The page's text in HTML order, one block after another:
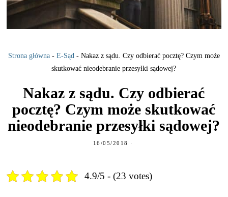
Strona główna- E-Sąd- Nakaz z sądu. Czy odbierać pocztę? Czym może
skutkować nieodebranie przesyłki sądowej?
Nakaz z sądu. Czy odbierać
pocztę? Czym może skutkować
nieodebranie przesyłki sądowej?
16/05/2018
4.9/5 - (23 votes)